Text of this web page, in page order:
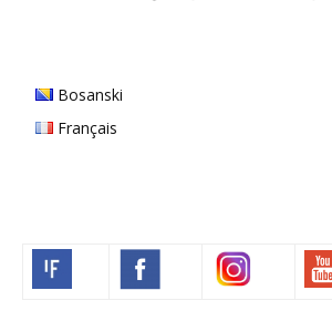
Bosanski
Français